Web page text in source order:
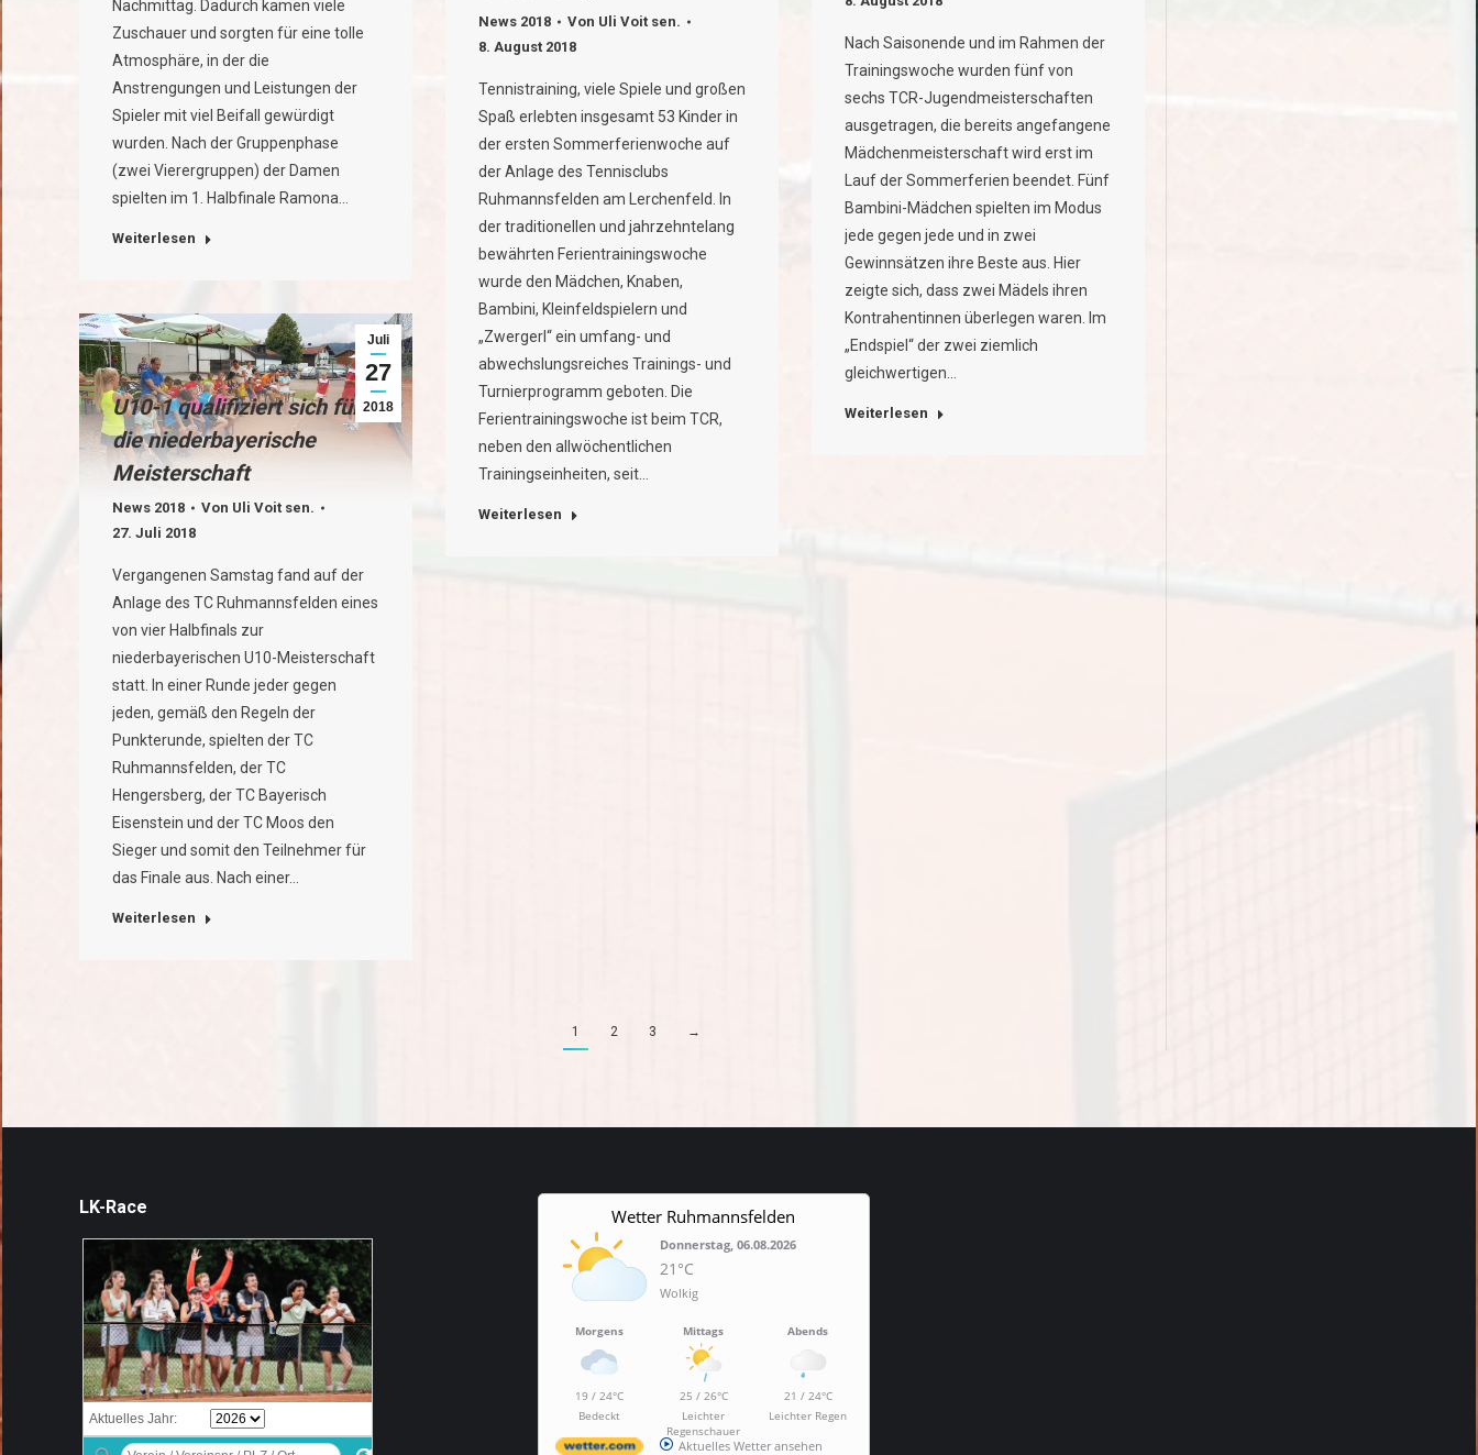
Nachmittag. Dadurch kamen viele
Zuschauer und sorgten für eine tolle
Atmosphäre, in der die
Anstrengungen und Leistungen der
Spieler mit viel Beifall gewürdigt
wurden. Nach der Gruppenphase
(zwei Vierergruppen) der Damen
spielten im 1. Halbfinale Ramona…
Weiterlesen
News 2018 Von Uli Voit sen.
8. August 2018
Tennistraining, viele Spiele und großen
Spaß erlebten insgesamt 53 Kinder in
der ersten Sommerferienwoche auf
der Anlage des Tennisclubs
Ruhmannsfelden am Lerchenfeld. In
der traditionellen und jahrzehntelang
bewährten Ferientrainingswoche
wurde den Mädchen, Knaben,
Bambini, Kleinfeldspielern und
„Zwergerl“ ein umfang- und
abwechslungsreiches Trainings- und
Turnierprogramm geboten. Die
Ferientrainingswoche ist beim TCR,
neben den allwöchentlichen
Trainingseinheiten, seit…
Weiterlesen
Nach Saisonende und im Rahmen der
Trainingswoche wurden fünf von
sechs TCR-Jugendmeisterschaften
ausgetragen, die bereits angefangene
Mädchenmeisterschaft wird erst im
Lauf der Sommerferien beendet. Fünf
Bambini-Mädchen spielten im Modus
jede gegen jede und in zwei
Gewinnsätzen ihre Beste aus. Hier
zeigte sich, dass zwei Mädels ihren
Kontrahentinnen überlegen waren. Im
„Endspiel“ der zwei ziemlich
gleichwertigen…
Weiterlesen
Juli
27
2018
U10-1 qualifiziert sich für
die niederbayerische
Meisterschaft
News 2018 Von Uli Voit sen.
27. Juli 2018
Vergangenen Samstag fand auf der
Anlage des TC Ruhmannsfelden eines
von vier Halbfinals zur
niederbayerischen U10-Meisterschaft
statt. In einer Runde jeder gegen
jeden, gemäß den Regeln der
Punkterunde, spielten der TC
Ruhmannsfelden, der TC
Hengersberg, der TC Bayerisch
Eisenstein und der TC Moos den
Sieger und somit den Teilnehmer für
das Finale aus. Nach einer…
Weiterlesen
1 2 3 →
LK-Race Wetter Ruhmannsfelden
Donnerstag, 06.08.2026
21°C
Wolkig
Morgens
19 / 24°C
Bedeckt
Mittags
25 / 26°C
Leichter
Regenschauer
Abends
21 / 24°C
Leichter Regen
Aktuelles Wetter ansehen